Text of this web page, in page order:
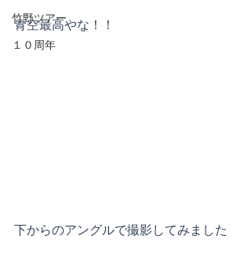
竹野ツアー
１０周年
青空最高やな！！
下からのアングルで撮影してみました